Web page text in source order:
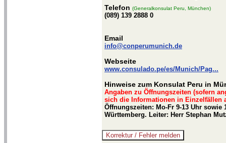
Telefon (Generalkonsulat Peru, München)
(089) 139 2888 0
Email
info@conperumunich.de
Webseite
www.consulado.pe/es/Munich/Pag...
Hinweise zum Konsulat Peru in
Angaben zu Öffnungszeiten (sofern
sich die Informationen in Einzelfällen
Öffnungszeiten: Mo-Fr 9-13 Uhr sowie
Württemberg. Leiter: Herr Stephan